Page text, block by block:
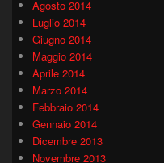
Agosto 2014
Luglio 2014
Giugno 2014
Maggio 2014
Aprile 2014
Marzo 2014
Febbraio 2014
Gennaio 2014
Dicembre 2013
Novembre 2013